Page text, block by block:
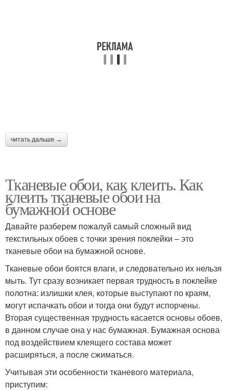
читать дальше →
Тканевые обои, как клеить. Как
клеить тканевые обои на
бумажной основе
Давайте разберем пожалуй самый сложный вид
текстильных обоев с точки зрения поклейки – это
тканевые обои на бумажной основе.
Тканевые обои боятся влаги, и следовательно их нельзя
мыть. Тут сразу возникает первая трудность в поклейке
полотна: излишки клея, которые выступают по краям,
могут испачкать обои и тогда они будут испорчены.
Вторая существенная трудность касается основы обоев,
в данном случае она у нас бумажная. Бумажная основа
под воздействием клеящего состава может
расширяться, а после сжиматься.
Учитывая эти особенности тканевого материала,
приступим: